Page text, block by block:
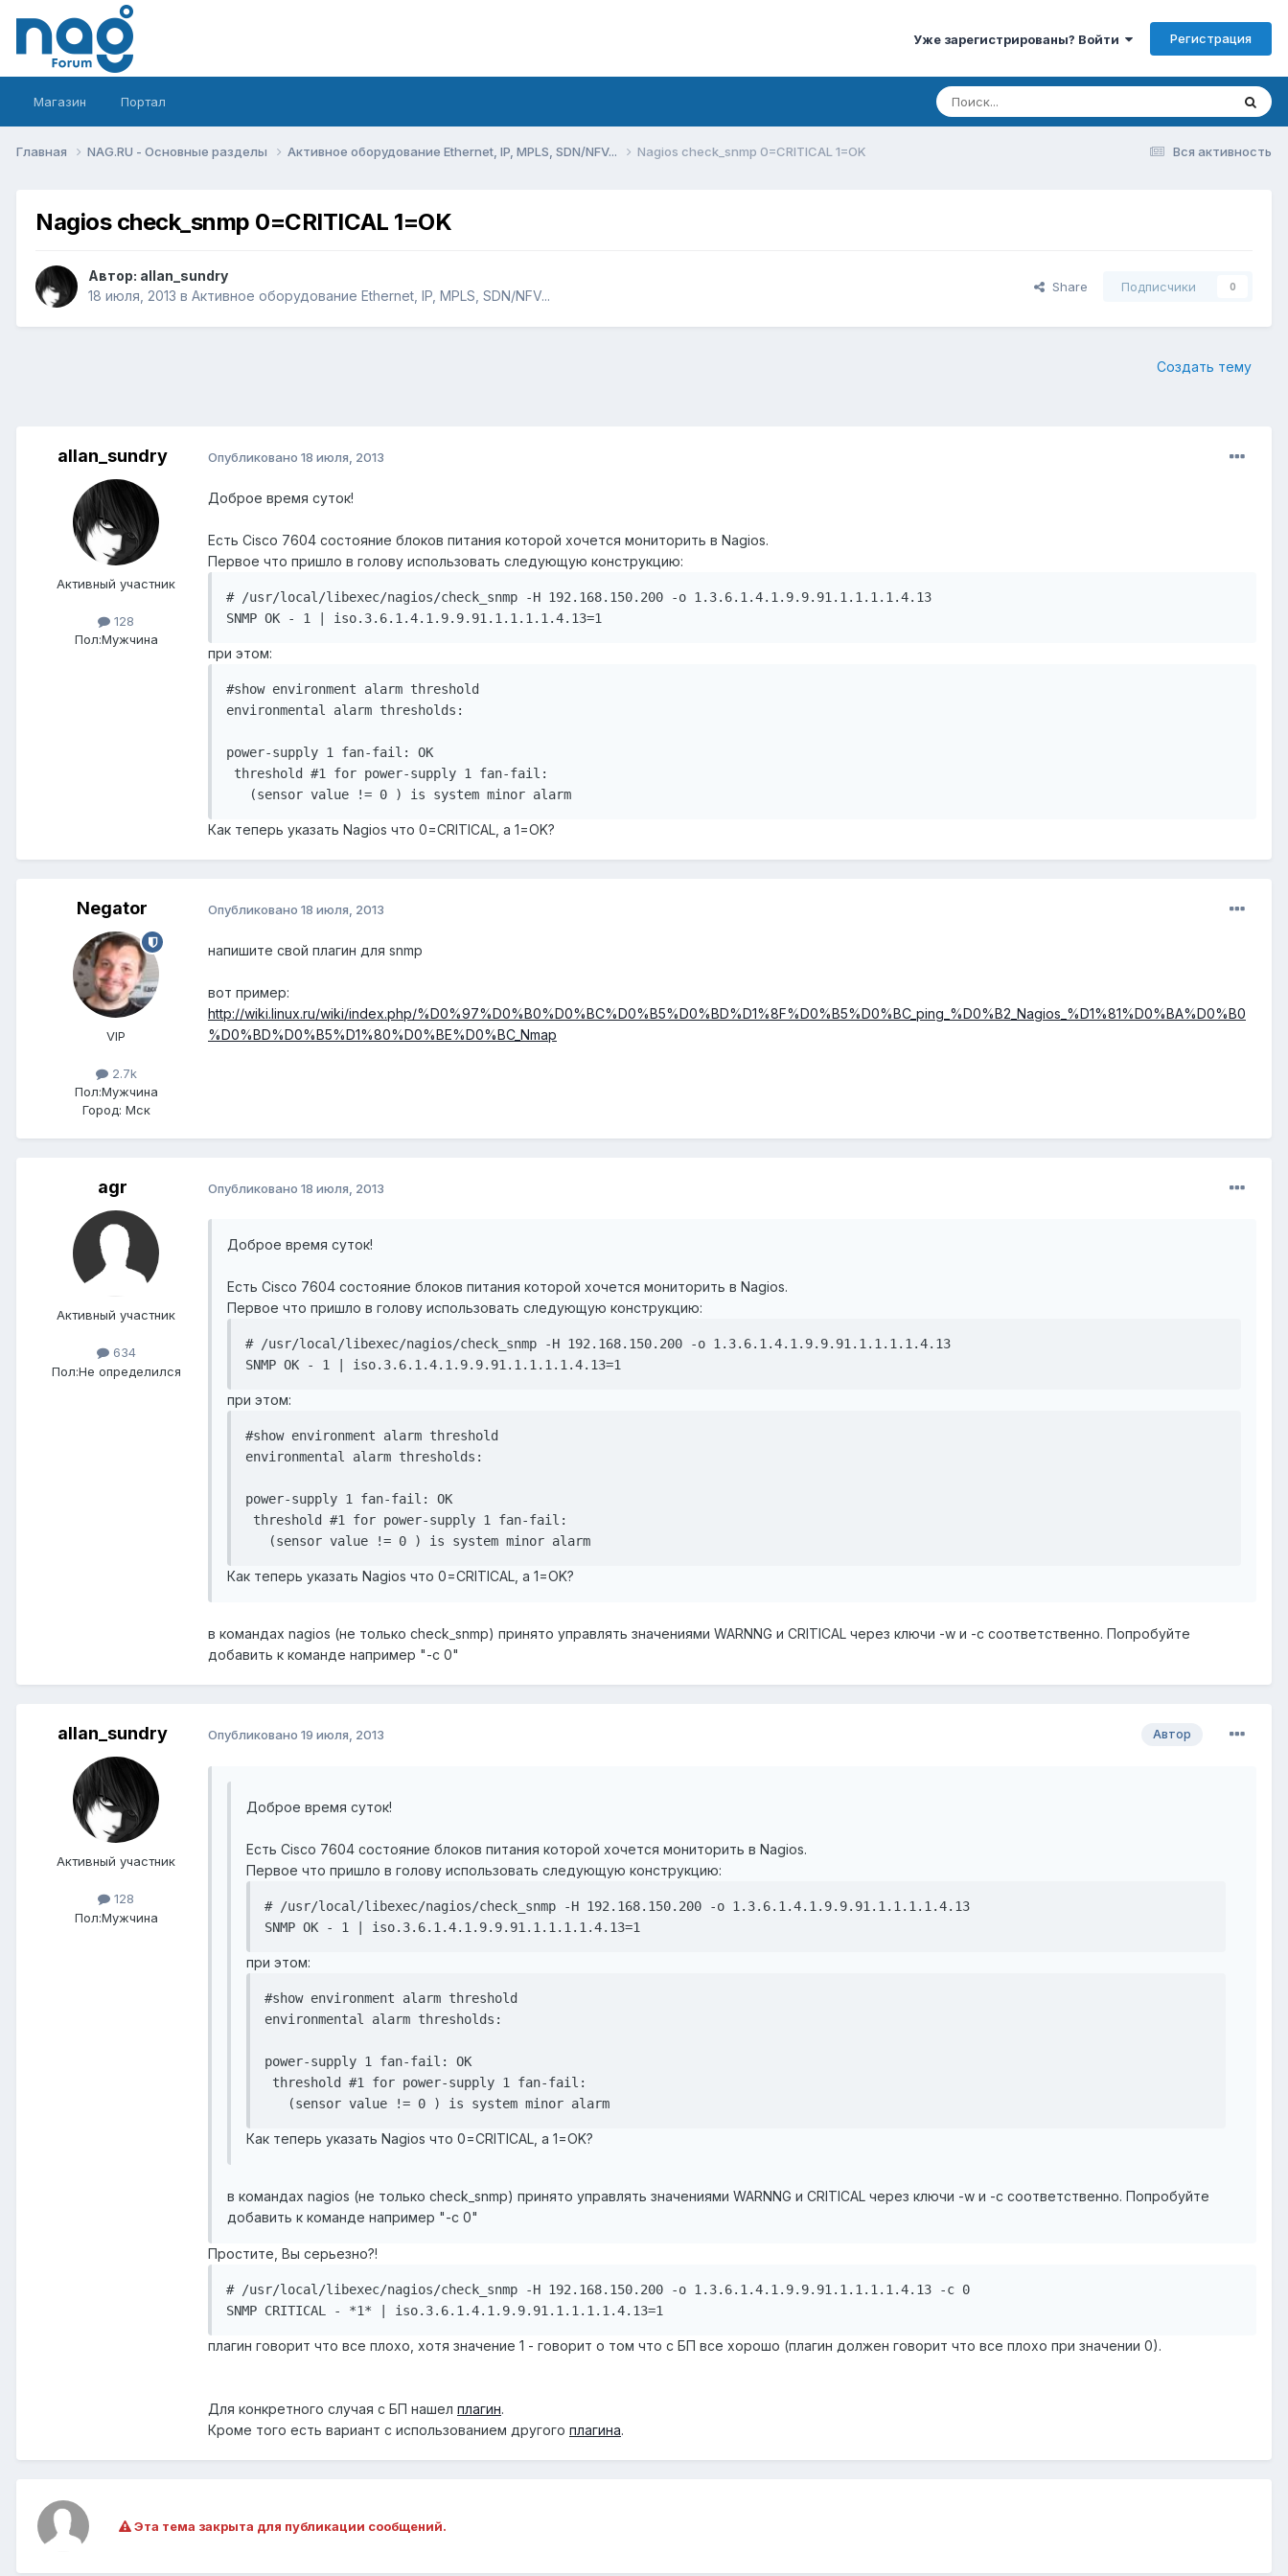
Уже зарегистрированы? Войти Регистрация
Магазин Портал
Вся активность
Главная NAG.RU - Основные разделы Активное оборудование Ethernet, IP, MPLS, SDN/NFV... Nagios check_snmp 0=CRITICAL 1=OK
Nagios check_snmp 0=CRITICAL 1=OK
Автор: allan_sundry
18 июля, 2013 в Активное оборудование Ethernet, IP, MPLS, SDN/NFV...
Share Подписчики 0
Создать тему
allan_sundry
Активный участник
128
Пол:Мужчина
Опубликовано 18 июля, 2013
Доброе время суток!
Есть Cisco 7604 состояние блоков питания которой хочется мониторить в Nagios.
Первое что пришло в голову использовать следующую конструкцию:
# /usr/local/libexec/nagios/check_snmp -H 192.168.150.200 -o 1.3.6.1.4.1.9.9.91.1.1.1.1.4.13
при этом:
#show environment alarm threshold
environmental alarm thresholds:
power-supply 1 fan-fail: OK
threshold #1 for power-supply 1 fan-fail:
Как теперь указать Nagios что 0=CRITICAL, а 1=OK?
Negator
VIP
2.7k
Пол:Мужчина
Город: Мск
Опубликовано 18 июля, 2013
напишите свой плагин для snmp
вот пример:
http://wiki.linux.ru/wiki/index.php/%D0%97%D0%B0%D0%BC%D0%B5%D0%BD%D1%8F%D0%B5%D0%BC_ping_%D0%B2_Nagios_%D1%81%D0%BA%D0%B0
%D0%BD%D0%B5%D1%80%D0%BE%D0%BC_Nmap
agr
Активный участник
634
Пол:Не определился
Опубликовано 18 июля, 2013
Доброе время суток!
Есть Cisco 7604 состояние блоков питания которой хочется мониторить в Nagios.
Первое что пришло в голову использовать следующую конструкцию:
# /usr/local/libexec/nagios/check_snmp -H 192.168.150.200 -o 1.3.6.1.4.1.9.9.91.1.1.1.1.4.13
при этом:
#show environment alarm threshold
environmental alarm thresholds:
power-supply 1 fan-fail: OK
threshold #1 for power-supply 1 fan-fail:
Как теперь указать Nagios что 0=CRITICAL, а 1=OK?
в командах nagios (не только check_snmp) принято управлять значениями WARNNG и CRITICAL через ключи -w и -c соответственно. Попробуйте
добавить к команде например "-с 0"
allan_sundry
Активный участник
128
Пол:Мужчина
Автор
Опубликовано 19 июля, 2013
Доброе время суток!
Есть Cisco 7604 состояние блоков питания которой хочется мониторить в Nagios.
Первое что пришло в голову использовать следующую конструкцию:
# /usr/local/libexec/nagios/check_snmp -H 192.168.150.200 -o 1.3.6.1.4.1.9.9.91.1.1.1.1.4.13
при этом:
#show environment alarm threshold
environmental alarm thresholds:
power-supply 1 fan-fail: OK
threshold #1 for power-supply 1 fan-fail:
Как теперь указать Nagios что 0=CRITICAL, а 1=OK?
в командах nagios (не только check_snmp) принято управлять значениями WARNNG и CRITICAL через ключи -w и -c соответственно. Попробуйте
добавить к команде например "-с 0"
Простите, Вы серьезно?!
# /usr/local/libexec/nagios/check_snmp -H 192.168.150.200 -o 1.3.6.1.4.1.9.9.91.1.1.1.1.4.13 -c 0
плагин говорит что все плохо, хотя значение 1 - говорит о том что с БП все хорошо (плагин должен говорит что все плохо при значении 0).
Для конкретного случая с БП нашел плагин.
Кроме того есть вариант с использованием другого плагина.
Эта тема закрыта для публикации сообщений.